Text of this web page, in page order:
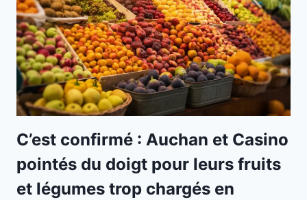
C’est confirmé : Auchan et Casino
pointés du doigt pour leurs fruits
et légumes trop chargés en